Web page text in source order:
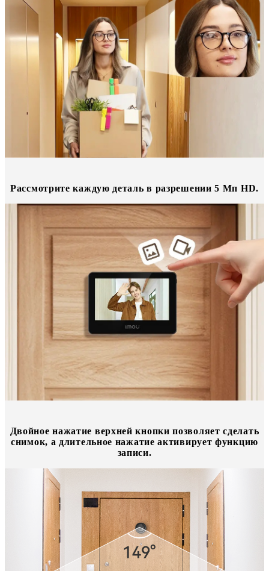
Рассмотрите каждую деталь в разрешении 5 Мп HD.
Двойное нажатие верхней кнопки позволяет сделать
снимок, а длительное нажатие активирует функцию
записи.